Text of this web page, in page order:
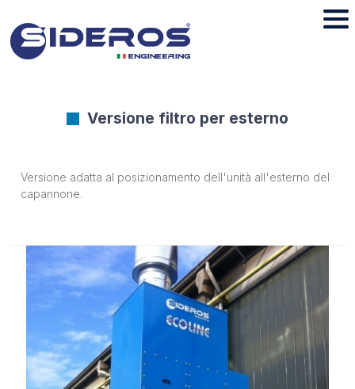
Versione filtro per esterno
Versione adatta al posizionamento dell'unità all'esterno del
capannone.